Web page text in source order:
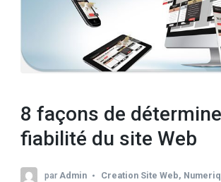
8 façons de
fiabilité du site Web
par Admin Creation Site Web,